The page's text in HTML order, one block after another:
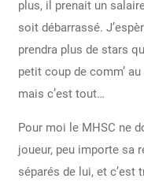
plus, il prenait un
soit débarrassé.
prendra plus de stars
petit coup de comm’
mais c’est tout…
Pour moi le MHSC ne
joueur, peu importe sa
séparés de lui, et c’est